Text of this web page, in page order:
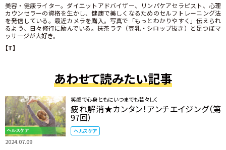
美容・健康ライター。ダイエットアドバイザー、リンパケアセラピスト、心理
カウンセラーの資格を生かし、健康で美しくなるためのセルフトレーニング法
を発信している。最近カメラを購入。写真で「もっとわかりやすく」伝えられ
るよう、日々修行に励んでいる。抹茶ラテ（豆乳・シロップ抜き）と足つぼマ
ッサージが大好き。
【T】
あわせて読みたい記事
2024.07.09
笑顔で心身ともにいつまでも若々しく
疲れ解消★カンタン！アンチエイジング（第
97回）
ヘルスケア